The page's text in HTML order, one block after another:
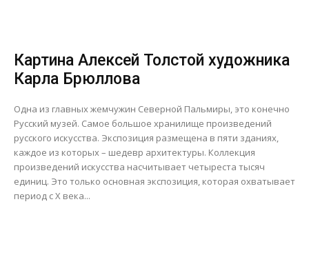
Картина Алексей Толстой художника
Карла Брюллова
Одна из главных жемчужин Северной Пальмиры, это конечно
Русский музей. Самое большое хранилище произведений
русского искусства. Экспозиция размещена в пяти зданиях,
каждое из которых – шедевр архитектуры. Коллекция
произведений искусства насчитывает четыреста тысяч
единиц. Это только основная экспозиция, которая охватывает
период с X века...